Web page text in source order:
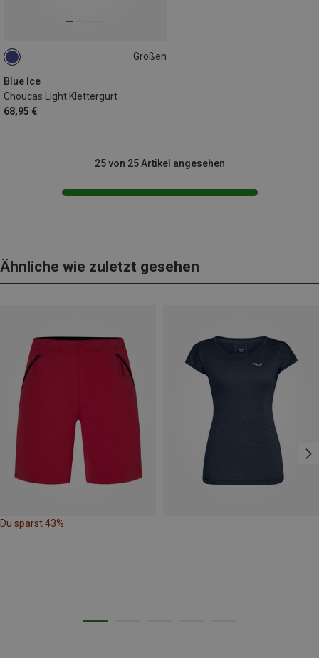
Größen
Blue Ice
Choucas Light Klettergurt
68,95 €
S
25 von 25 Artikel angesehen
Ähnliche wie zuletzt gesehen
Du sparst 43%